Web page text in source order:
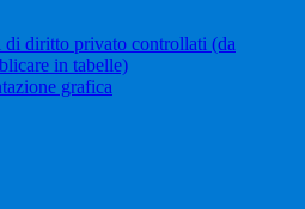
di diritto privato controllati (da
in tabelle)
grafica